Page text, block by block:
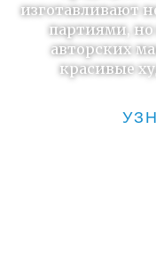
изготавливают
партиями,
авторских
красивые